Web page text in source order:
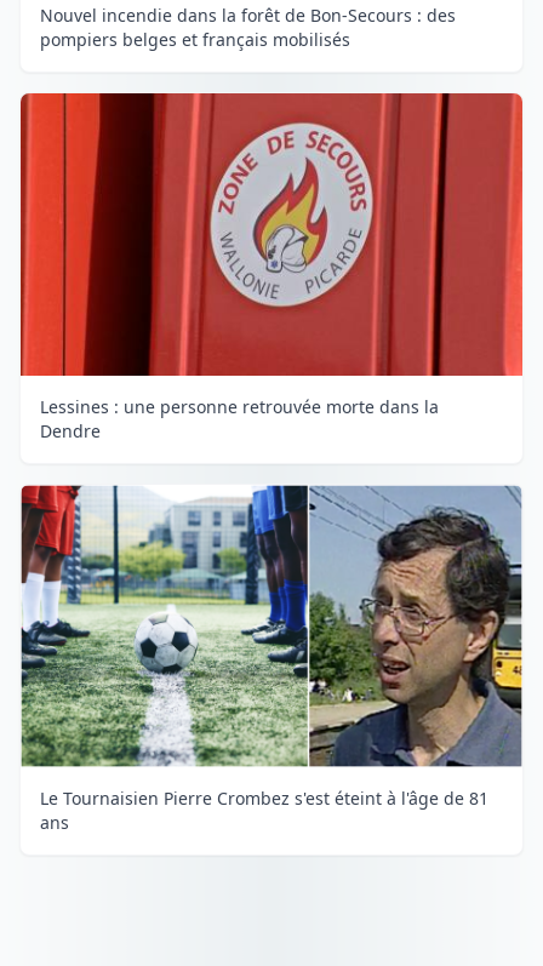
Nouvel incendie dans la forêt de Bon-Secours : des
pompiers belges et français mobilisés
Lessines : une personne retrouvée morte dans la
Dendre
Le Tournaisien Pierre Crombez s'est éteint à l'âge de 81
ans